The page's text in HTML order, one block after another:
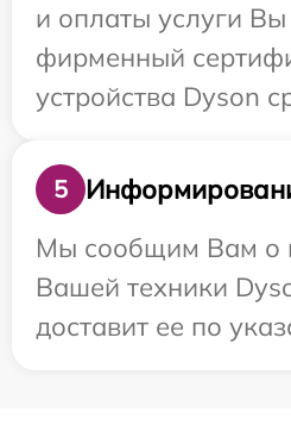
и оплаты услуги Вы
фирменный
устройства Dyson
5
Мы сообщим Вам о
Вашей техники
доставит ее по